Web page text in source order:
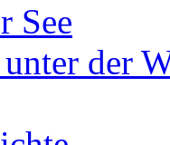
See
der